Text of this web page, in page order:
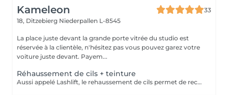
Kameleon
33
18, Ditzebierg Niederpallen L-8545
La place juste devant la grande porte vitrée du studio est
réservée à la clientèle, n'hésitez pas vous pouvez garez votre
voiture juste devant. Payem...
Réhaussement de cils + teinture
Aussi appelé Lashlift, le rehaussement de cils permet de recourber les cils naturel dès la racine, sans extensions. La teinture elle, intensifie le résultat pour un regard ouvert naturellement. Idéal pour sublimer son regard naturel Attention : Le jour du rendez-vous, venir les yeux totalement démaquiller svp.